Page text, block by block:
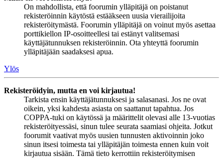
On mahdollista, että foorumin ylläpitäjä on poistanut
rekisteröinnin käytöstä estääkseen uusia vierailijoita
rekisteröitymästä. Foorumin ylläpitäjä on voinut myös asettaa
porttikiellon IP-osoitteellesi tai estänyt valitsemasi
käyttäjätunnuksen rekisteröinnin. Ota yhteyttä foorumin
ylläpitäjään saadaksesi apua.
Ylös
Rekisteröidyin, mutta en voi kirjautua!
Tarkista ensin käyttäjätunnuksesi ja salasanasi. Jos ne ovat
oikein, yksi kahdesta asiasta on saattanut tapahtua. Jos
COPPA-tuki on käytössä ja määrittelit olevasi alle 13-vuotias
rekisteröityessäsi, sinun tulee seurata saamiasi ohjeita. Jotkut
foorumit vaativat myös uusien tunnusten aktivoinnin joko
sinun itsesi toimesta tai ylläpitäjän toimesta ennen kuin voit
kirjautua sisään. Tämä tieto kerrottiin rekisteröitymisen